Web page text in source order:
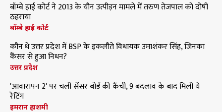
बॉम्बे हाई कोर्ट ने 2013 के यौन उत्पीड़न मामले में तरुण तेजपाल को दोषी
ठहराया
बॉम्बे हाई कोर्ट
कौन थे उत्तर प्रदेश में BSP के इकलौते विधायक उमाशंकर सिंह, जिनका
कैंसर से हुआ निधन?
उत्तर प्रदेश
'आवारापन 2' पर चली सेंसर बोर्ड की कैंची, 9 बदलाव के बाद मिली ये
रेटिंग
इमरान हाशमी